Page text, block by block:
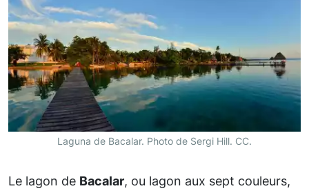
Laguna de Bacalar. Photo de Sergi Hill. CC.
Le lagon de Bacalar, ou lagon aux sept couleurs,